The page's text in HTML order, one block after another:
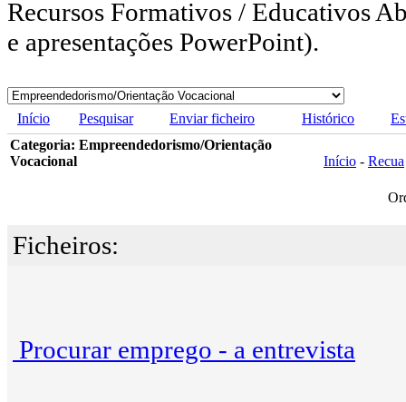
Recursos Formativos / Educativos
e apresentações PowerPoint).
Início Pesquisar Enviar ficheiro Histórico
Categoria: Empreendedorismo/Orientação
Vocacional
Início - Recua
Ficheiros:
Procurar emprego - a entrevista